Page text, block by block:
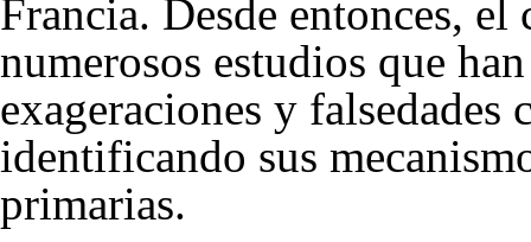
Francia. Desde entonces,
numerosos estudios que
exageraciones y falsedades
identificando sus
primarias.